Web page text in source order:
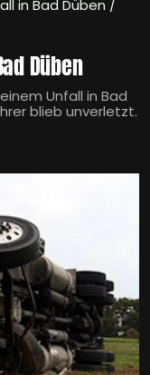
in Bad Düben /
Düben
Unfall in Bad
blieb unverletzt.